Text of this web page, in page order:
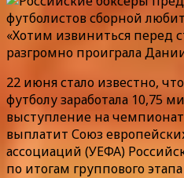
«Хотим извиниться перед
разгромно проиграла
22 июня стало известно,
футболу заработала 10,75
выступление на
выплатит Союз
ассоциаций (УЕФА)
по итогам группового